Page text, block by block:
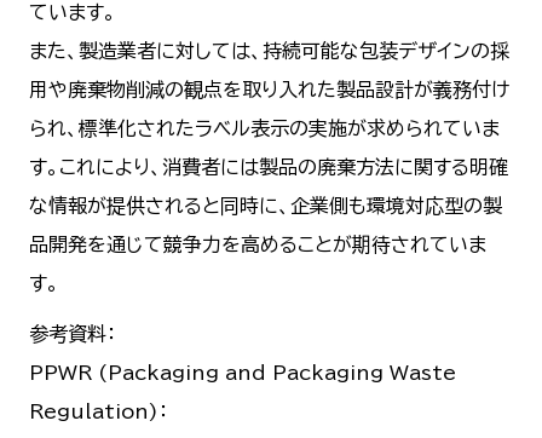
ています。
また、製造業者に対しては、持続可能な包装デザインの採
用や廃棄物削減の観点を取り入れた製品設計が義務付け
られ、標準化されたラベル表示の実施が求められていま
す。これにより、消費者には製品の廃棄方法に関する明確
な情報が提供されると同時に、企業側も環境対応型の製
品開発を通じて競争力を高めることが期待されていま
す。
参考資料：
PPWR (Packaging and Packaging Waste
Regulation)：